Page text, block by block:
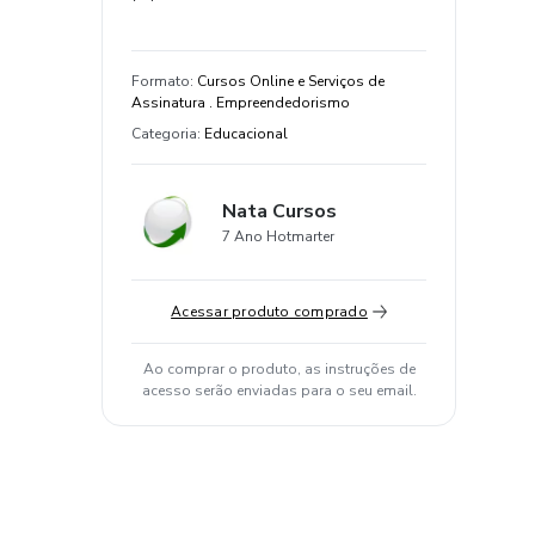
Formato: Cursos Online e Serviços de
Assinatura . Empreendedorismo
Categoria: Educacional
Nata Cursos
7 Ano Hotmarter
Acessar produto comprado
Ao comprar o produto, as instruções de
acesso serão enviadas para o seu email.